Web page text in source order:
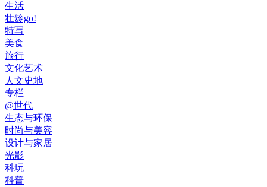
生活
壮龄go!
特写
美食
旅行
文化艺术
人文史地
专栏
@世代
生态与环保
时尚与美容
设计与家居
光影
科玩
科普